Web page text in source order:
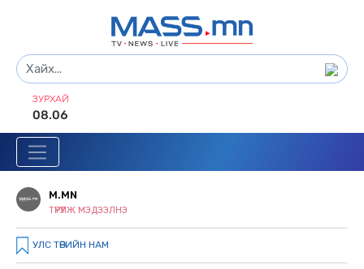
ЗУРХАЙ
08.06
M.MN
ТҮРҮҮЛЖ МЭДЭЭЛНЭ
УЛС ТӨРИЙН НАМ